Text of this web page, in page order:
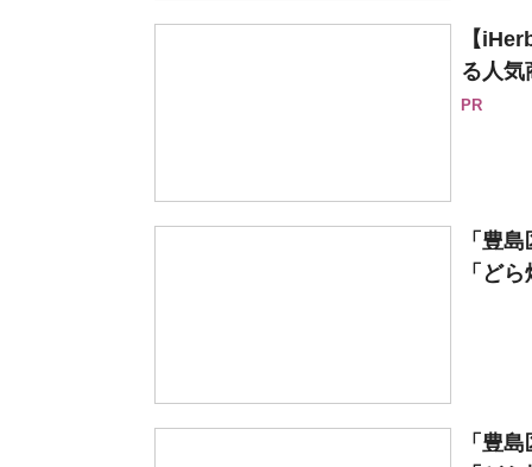
【
る人気
PR
「豊
「ど
「豊